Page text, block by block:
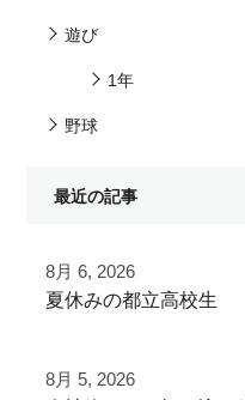
遊び
1年
野球
最近の記事
8月 6, 2026
夏休みの都立高校生
早速秋に向けた自主練
8月 5, 2026